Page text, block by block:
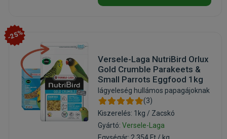
-25%
Versele-Laga NutriBird Orlux
Gold Crumble Parakeets &
Small Parrots Eggfood 1kg
lágyeleség hullámos papagájoknak
(3)
Kiszerelés: 1kg / Zacskó
Gyártó: Versele-Laga